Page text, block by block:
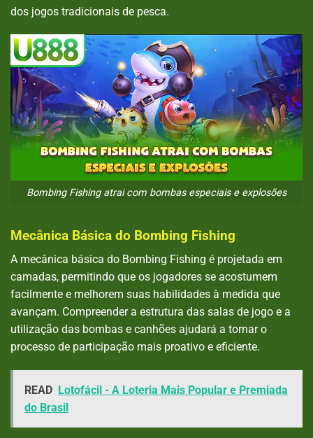
dos jogos tradicionais de pesca.
Bombing Fishing atrai com bombas especiais e explosões
Mecânica Básica do Bombing Fishing
A mecânica básica do Bombing Fishing é projetada em
camadas, permitindo que os jogadores se acostumem
facilmente e melhorem suas habilidades à medida que
avançam. Compreender a estrutura das salas de jogo e a
utilização das bombas e canhões ajudará a tornar o
processo de participação mais proativo e eficiente.
READ Lotofácil - A Loteria Mais Popular e Premiada
do Brasil